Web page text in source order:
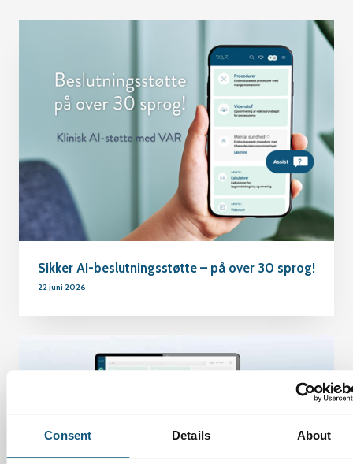
Consent Details About
Sikker AI-beslutningsstøtte – på over 30 sprog!
22 juni 2026